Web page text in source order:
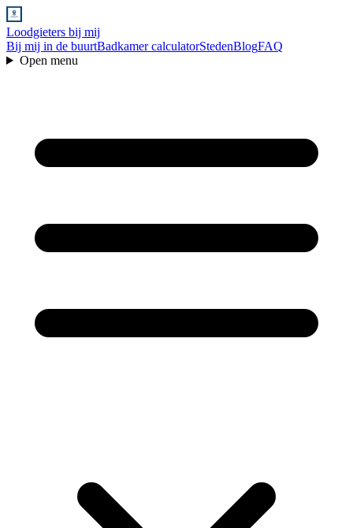
Loodgieters bij mij
Bij mij in de buurtBadkamer calculatorStedenBlogFAQ
Open menu